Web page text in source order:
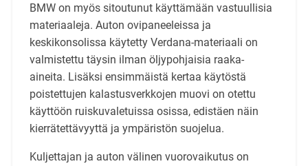
BMW on myös sitoutunut käyttämään vastuullisia
materiaaleja. Auton ovipaneeleissa ja
keskikonsolissa käytetty Verdana-materiaali on
valmistettu täysin ilman öljypohjaisia raaka-
aineita. Lisäksi ensimmäistä kertaa käytöstä
poistettujen kalastusverkkojen muovi on otettu
käyttöön ruiskuvaletuissa osissa, edistäen näin
kierrätettävyyttä ja ympäristön suojelua.
Kuljettajan ja auton välinen vuorovaikutus on